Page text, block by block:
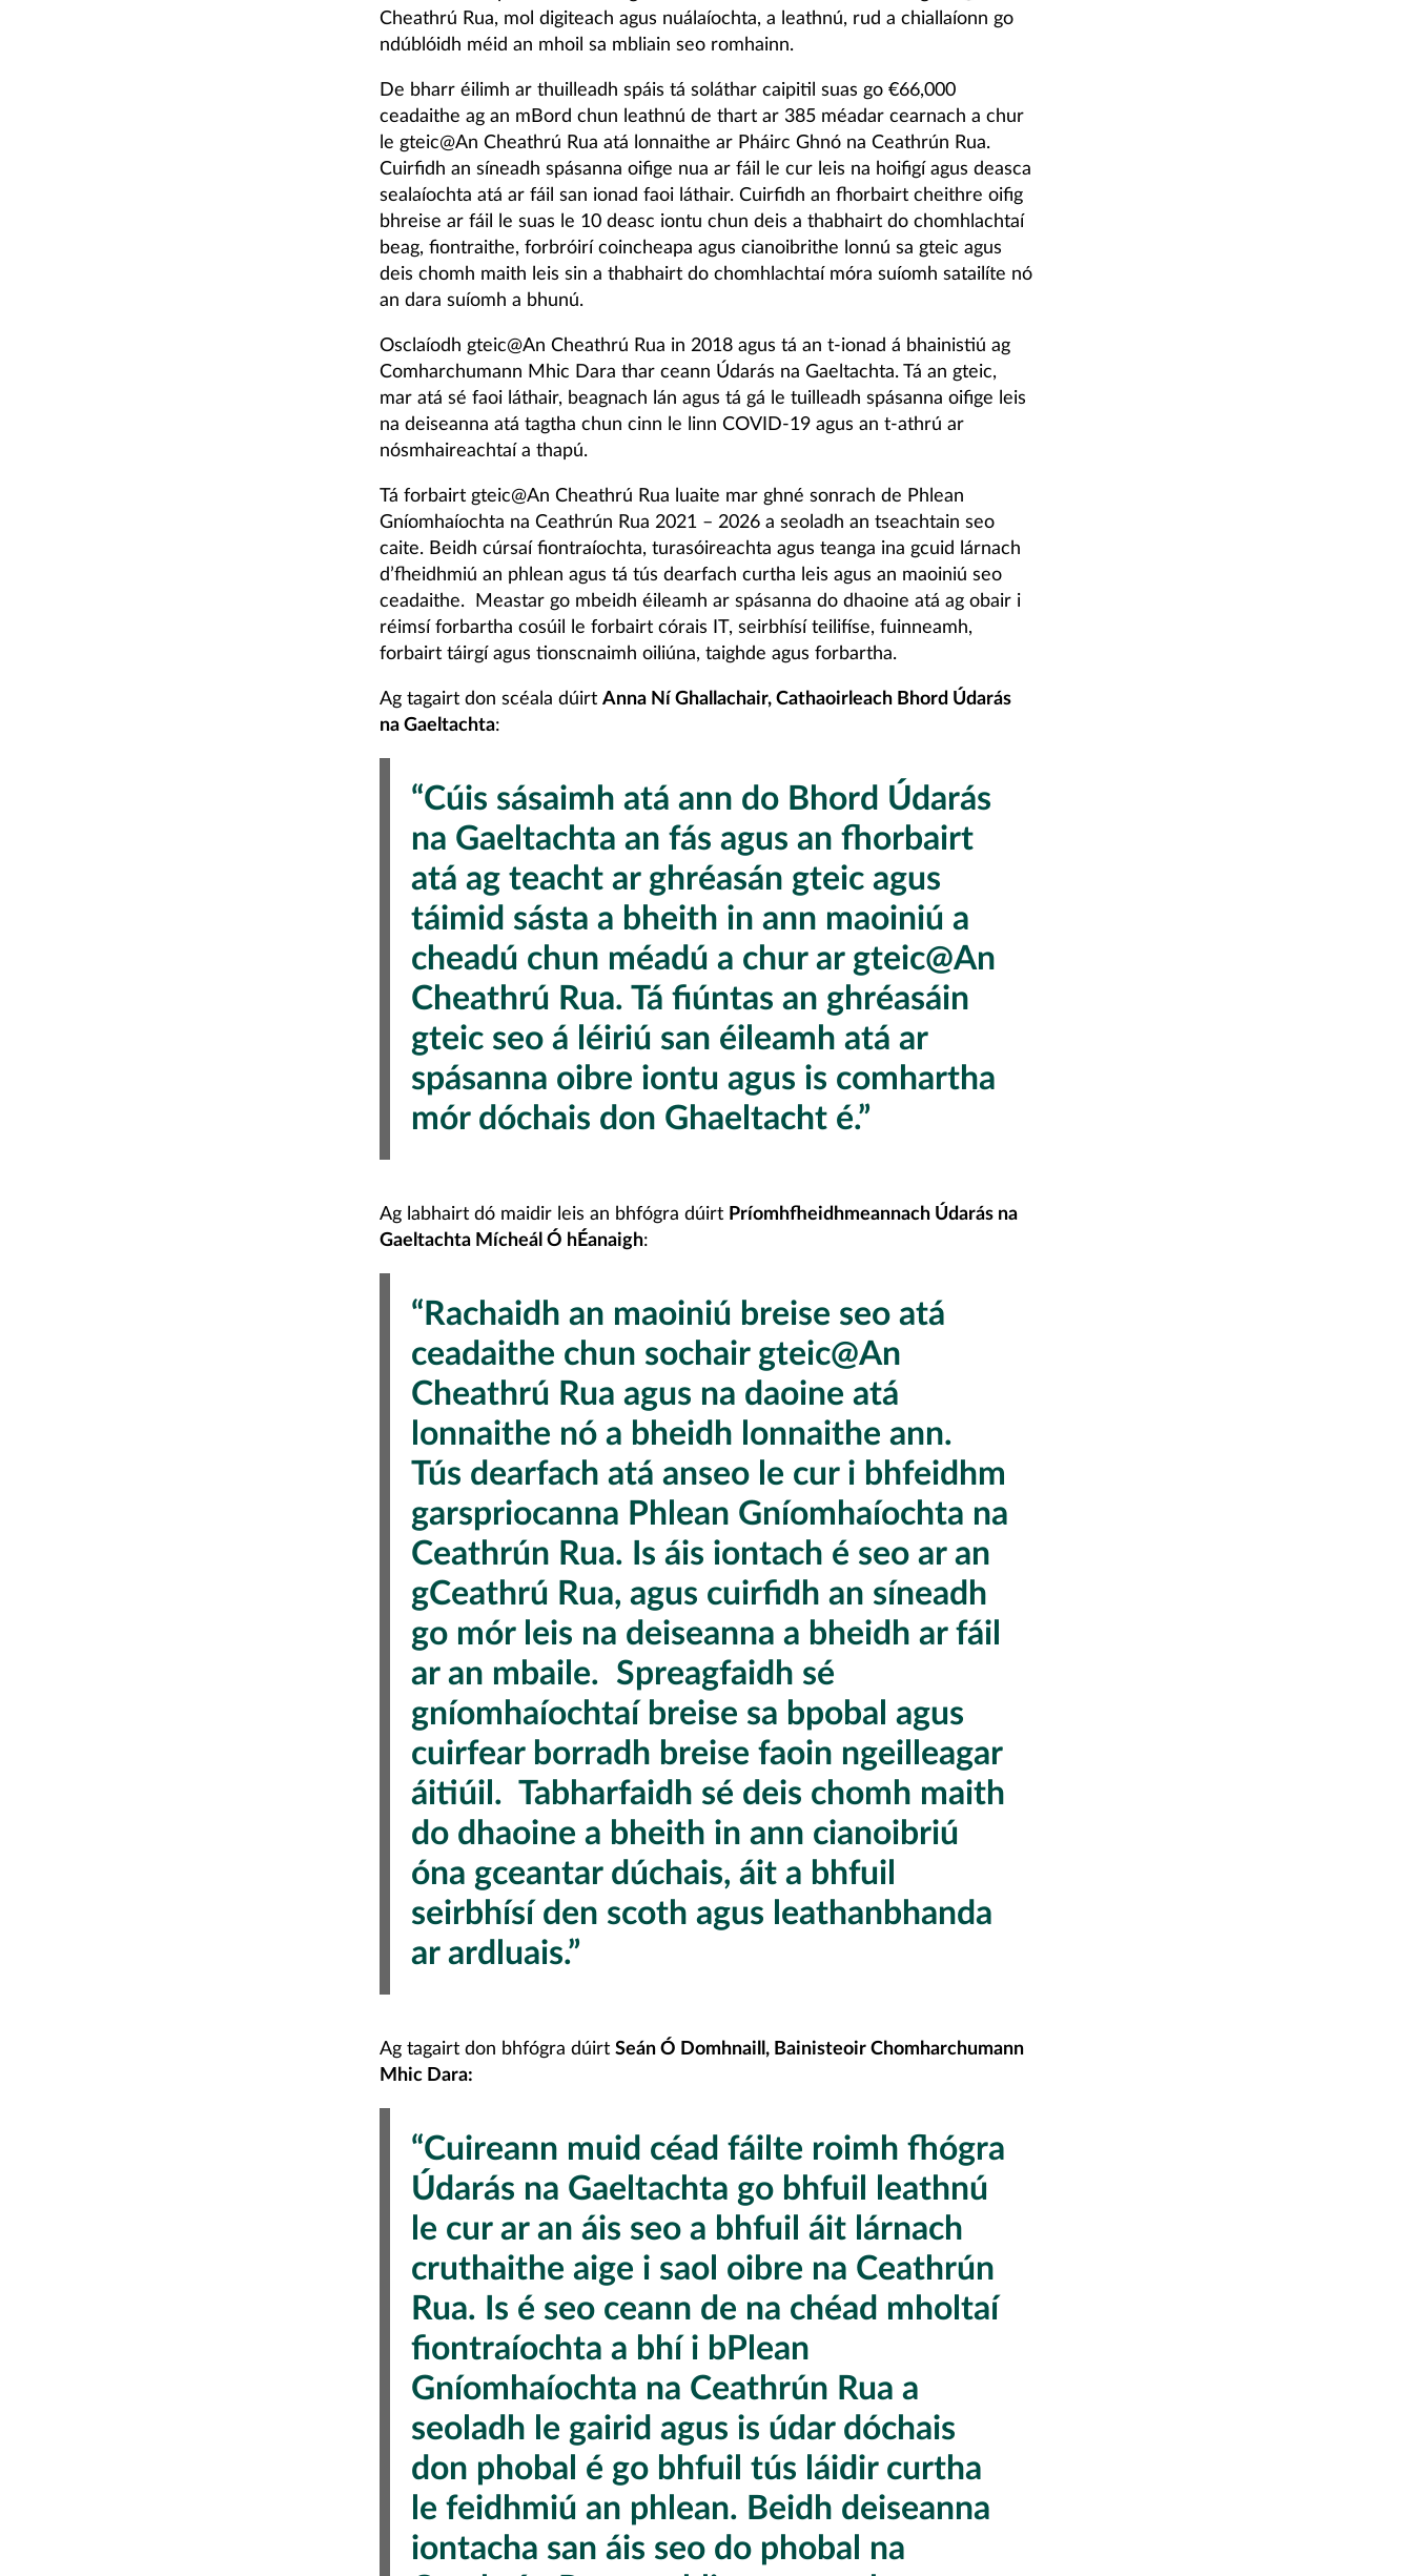
Cheathrú Rua, mol digiteach agus nuálaíochta, a leathnú, rud a chiallaíonn go
ndúblóidh méid an mhoil sa mbliain seo romhainn.
De bharr éilimh ar thuilleadh spáis tá soláthar caipitil suas go €66,000
ceadaithe ag an mBord chun leathnú de thart ar 385 méadar cearnach a chur
le gteic@An Cheathrú Rua atá lonnaithe ar Pháirc Ghnó na Ceathrún Rua.
Cuirfidh an síneadh spásanna oifige nua ar fáil le cur leis na hoifigí agus deasca
sealaíochta atá ar fáil san ionad faoi láthair. Cuirfidh an fhorbairt cheithre oifig
bhreise ar fáil le suas le 10 deasc iontu chun deis a thabhairt do chomhlachtaí
beag, fiontraithe, forbróirí coincheapa agus cianoibrithe lonnú sa gteic agus
deis chomh maith leis sin a thabhairt do chomhlachtaí móra suíomh satailíte nó
an dara suíomh a bhunú.
Osclaíodh gteic@An Cheathrú Rua in 2018 agus tá an t-ionad á bhainistiú ag
Comharchumann Mhic Dara thar ceann Údarás na Gaeltachta. Tá an gteic,
mar atá sé faoi láthair, beagnach lán agus tá gá le tuilleadh spásanna oifige leis
na deiseanna atá tagtha chun cinn le linn COVID-19 agus an t-athrú ar
nósmhaireachtaí a thapú.
Tá forbairt gteic@An Cheathrú Rua luaite mar ghné sonrach de Phlean
Gníomhaíochta na Ceathrún Rua 2021 – 2026 a seoladh an tseachtain seo
caite. Beidh cúrsaí fiontraíochta, turasóireachta agus teanga ina gcuid lárnach
d’fheidhmiú an phlean agus tá tús dearfach curtha leis agus an maoiniú seo
ceadaithe. Meastar go mbeidh éileamh ar spásanna do dhaoine atá ag obair i
réimsí forbartha cosúil le forbairt córais IT, seirbhísí teilifíse, fuinneamh,
forbairt táirgí agus tionscnaimh oiliúna, taighde agus forbartha.
Ag tagairt don scéala dúirt Anna Ní Ghallachair, Cathaoirleach Bhord Údarás
na Gaeltachta:
“Cúis sásaimh atá ann do Bhord Údarás
na Gaeltachta an fás agus an fhorbairt
atá ag teacht ar ghréasán gteic agus
táimid sásta a bheith in ann maoiniú a
cheadú chun méadú a chur ar gteic@An
Cheathrú Rua. Tá fiúntas an ghréasáin
gteic seo á léiriú san éileamh atá ar
spásanna oibre iontu agus is comhartha
mór dóchais don Ghaeltacht é.”
Ag labhairt dó maidir leis an bhfógra dúirt Príomhfheidhmeannach Údarás na
Gaeltachta Mícheál Ó hÉanaigh:
“Rachaidh an maoiniú breise seo atá
ceadaithe chun sochair gteic@An
Cheathrú Rua agus na daoine atá
lonnaithe nó a bheidh lonnaithe ann.
Tús dearfach atá anseo le cur i bhfeidhm
garspriocanna Phlean Gníomhaíochta na
Ceathrún Rua. Is áis iontach é seo ar an
gCeathrú Rua, agus cuirfidh an síneadh
go mór leis na deiseanna a bheidh ar fáil
ar an mbaile. Spreagfaidh sé
gníomhaíochtaí breise sa bpobal agus
cuirfear borradh breise faoin ngeilleagar
áitiúil. Tabharfaidh sé deis chomh maith
do dhaoine a bheith in ann cianoibriú
óna gceantar dúchais, áit a bhfuil
seirbhísí den scoth agus leathanbhanda
ar ardluais.”
Ag tagairt don bhfógra dúirt Seán Ó Domhnaill, Bainisteoir Chomharchumann
Mhic Dara:
“Cuireann muid céad fáilte roimh fhógra
Údarás na Gaeltachta go bhfuil leathnú
le cur ar an áis seo a bhfuil áit lárnach
cruthaithe aige i saol oibre na Ceathrún
Rua. Is é seo ceann de na chéad mholtaí
fiontraíochta a bhí i bPlean
Gníomhaíochta na Ceathrún Rua a
seoladh le gairid agus is údar dóchais
don phobal é go bhfuil tús láidir curtha
le feidhmiú an phlean. Beidh deiseanna
iontacha san áis seo do phobal na